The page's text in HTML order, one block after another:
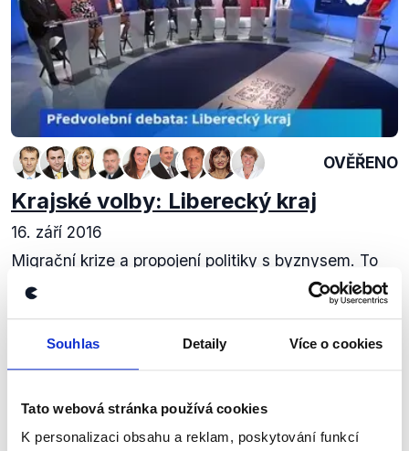
Souhlas Detaily Více o cookies
Tato webová stránka používá cookies
K personalizaci obsahu a reklam, poskytování funkcí
OVĚŘENO
Krajské volby: Liberecký kraj
16. září 2016
Migrační krize a propojení politiky s byznysem. To
byla hlavní 2 témata předvolební diskuze České
televize mezi lídry stran v Libereckém kraji. Ve
dvouhodinové diskuzi se představilo...